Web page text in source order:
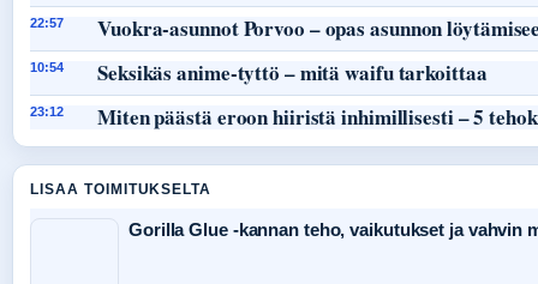
22:57 Vuokra-asunnot Porvoo – opas asunnon
10:54 Seksikäs anime-tyttö – mitä waifu tarkoittaa
23:12 Miten päästä eroon hiiristä inhimillisesti – 5
LISAA TOIMITUKSELTA
Gorilla Glue -kannan teho, vaikutukset ja vahvin